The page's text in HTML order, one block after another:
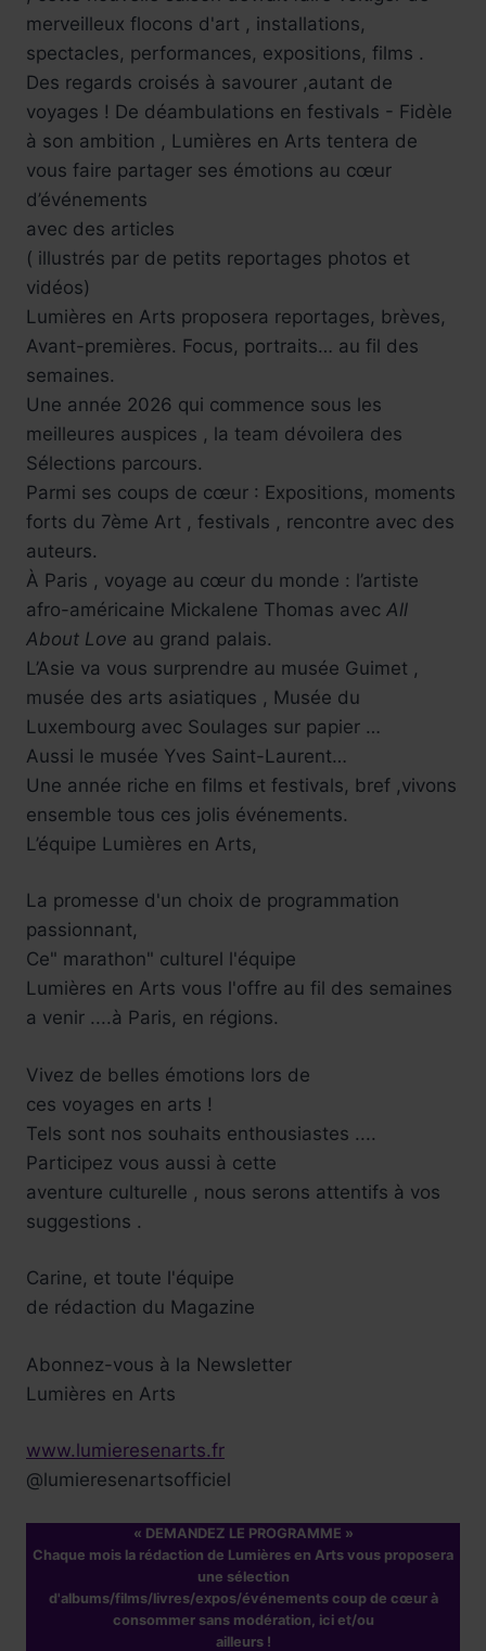
merveilleux flocons d'art , installations,
spectacles, performances, expositions, films .
Des regards croisés à savourer ,autant de
voyages ! De déambulations en festivals - Fidèle
à son ambition , Lumières en Arts tentera de
vous faire partager ses émotions au cœur
d’événements
avec des articles
( illustrés par de petits reportages photos et
vidéos)
Lumières en Arts proposera reportages, brèves,
Avant-premières. Focus, portraits… au fil des
semaines.
Une année 2026 qui commence sous les
meilleures auspices , la team dévoilera des
Sélections parcours.
Parmi ses coups de cœur : Expositions, moments
forts du 7ème Art , festivals , rencontre avec des
auteurs.
À Paris , voyage au cœur du monde : l’artiste
afro-américaine Mickalene Thomas avec All
About Love au grand palais.
L’Asie va vous surprendre au musée Guimet ,
musée des arts asiatiques , Musée du
Luxembourg avec Soulages sur papier …
Aussi le musée Yves Saint-Laurent…
Une année riche en films et festivals, bref ,vivons
ensemble tous ces jolis événements.
L’équipe Lumières en Arts,
La promesse d'un choix de programmation
passionnant,
Ce" marathon" culturel l'équipe
Lumières en Arts vous l'offre au fil des semaines
a venir ....à Paris, en régions.
Vivez de belles émotions lors de
ces voyages en arts !
Tels sont nos souhaits enthousiastes ....
Participez vous aussi à cette
aventure culturelle , nous serons attentifs à vos
suggestions .
Carine, et toute l'équipe
de rédaction du Magazine
Abonnez-vous à la Newsletter
Lumières en Arts
www.lumieresenarts.fr
@lumieresenartsofficiel
« DEMANDEZ LE PROGRAMME »
Chaque mois la rédaction de Lumières en Arts vous proposera
une sélection
d'albums/films/livres/expos/événements coup de cœur à
consommer sans modération, ici et/ou
ailleurs !